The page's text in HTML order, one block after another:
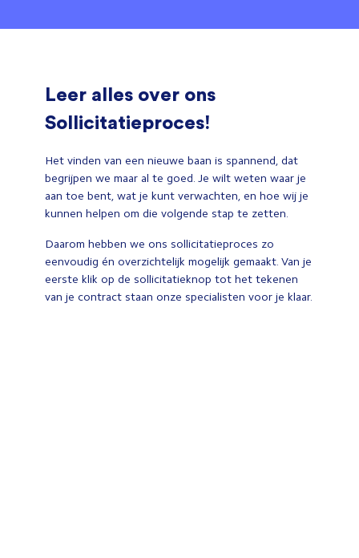
Leer alles over ons
Sollicitatieproces!
Het vinden van een nieuwe baan is spannend, dat
begrijpen we maar al te goed. Je wilt weten waar je
aan toe bent, wat je kunt verwachten, en hoe wij je
kunnen helpen om die volgende stap te zetten.
Daarom hebben we ons sollicitatieproces zo
eenvoudig én overzichtelijk mogelijk gemaakt. Van je
eerste klik op de sollicitatieknop tot het tekenen
van je contract staan onze specialisten voor je klaar.